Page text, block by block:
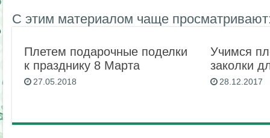
С этим материалом чаще
Плетем подарочные поделки
к празднику 8 Марта
27.05.2018
Учимся
заколки
28.12.2017